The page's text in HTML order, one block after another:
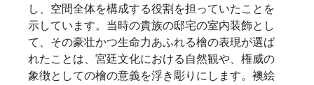
し、空間全体を構成する役割を担っていたことを
示しています。当時の貴族の邸宅の室内装飾とし
て、その豪壮かつ生命力あふれる檜の表現が選ば
れたことは、宮廷文化における自然観や、権威の
象徴としての檜の意義を浮き彫りにします。襖絵